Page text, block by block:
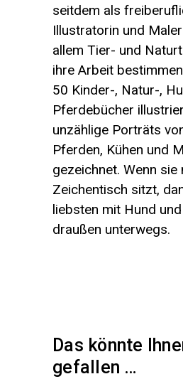
seitdem als
Illustratorin und
allem Tier- und
ihre Arbeit
50 Kinder-, Natur-,
Pferdebücher
unzählige Porträts
Pferden, Kühen und
gezeichnet. Wenn sie
Zeichentisch sitzt,
liebsten mit Hund
draußen unterwegs.
Das könnte
gefallen …